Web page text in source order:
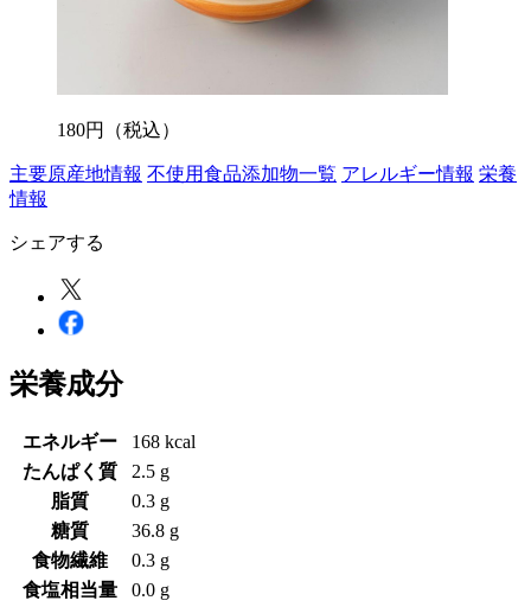
180円 （税込）
主要原産地情報 不使用食品添加物一覧 アレルギー情報 栄養
情報
シェアする
栄養成分
エネルギー
168 kcal
たんぱく質
2.5 g
脂質
0.3 g
糖質
36.8 g
食物繊維
0.3 g
食塩相当量
0.0 g